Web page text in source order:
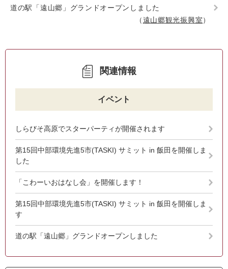
道の駅「遠山郷」グランドオープンしました
遠山郷観光振興室
関連情報
イベント
しらびそ高原でスターパーティが開催されます
第15回中部環境先進5市(TASKI) サミット in 飯田を開催しま
した
「こわーいおはなし会」を開催します！
第15回中部環境先進5市(TASKI) サミット in 飯田を開催しま
す
道の駅「遠山郷」グランドオープンしました